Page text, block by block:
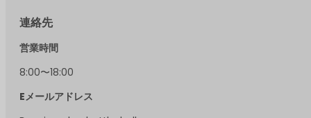
連絡先
営業時間
8:00〜18:00
Eメールアドレス